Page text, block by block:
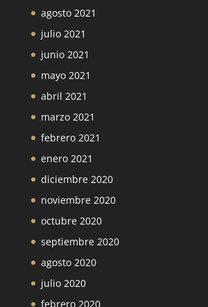
agosto 2021
julio 2021
junio 2021
mayo 2021
abril 2021
marzo 2021
febrero 2021
enero 2021
diciembre 2020
noviembre 2020
octubre 2020
septiembre 2020
agosto 2020
julio 2020
febrero 2020